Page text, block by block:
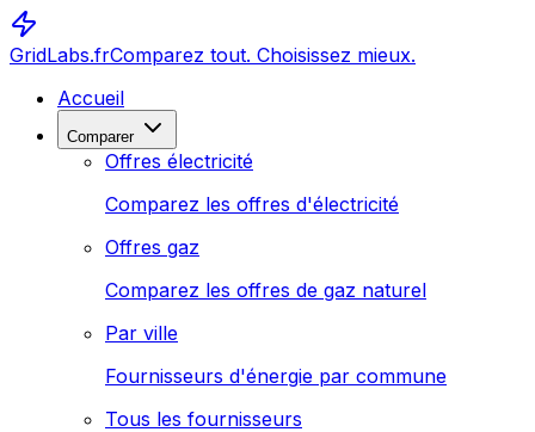
GridLabs.frComparez tout. Choisissez mieux.
Accueil
Comparer
Offres électricité
Comparez les offres d'électricité
Offres gaz
Comparez les offres de gaz naturel
Par ville
Fournisseurs d'énergie par commune
Tous les fournisseurs